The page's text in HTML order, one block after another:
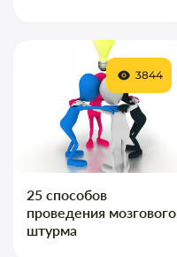
25 способов
проведения мозгового
штурма
3844